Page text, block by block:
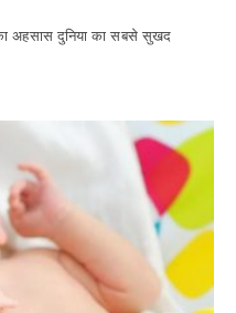
अहसास दुनिया का सबसे सुखद